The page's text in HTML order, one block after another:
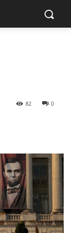
0
82